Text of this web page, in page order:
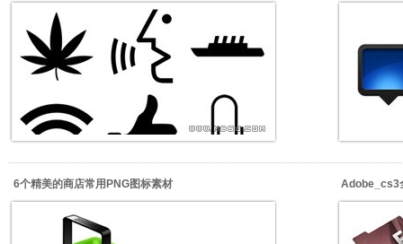
6个精美的商店常用PNG图标素材 Adobe_cs3